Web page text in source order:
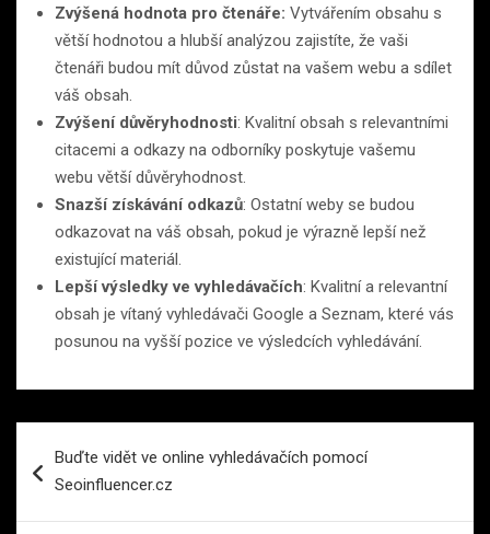
Zvýšená hodnota pro čtenáře: Vytvářením obsahu s
větší hodnotou a hlubší analýzou zajistíte, že vaši
čtenáři budou mít důvod zůstat na vašem webu a sdílet
váš obsah.
Zvýšení důvěryhodnosti: Kvalitní obsah s relevantními
citacemi a odkazy na odborníky poskytuje vašemu
webu větší důvěryhodnost.
Snazší získávání odkazů: Ostatní weby se budou
odkazovat na váš obsah, pokud je výrazně lepší než
existující materiál.
Lepší výsledky ve vyhledávačích: Kvalitní a relevantní
obsah je vítaný vyhledávači Google a Seznam, které vás
posunou na vyšší pozice ve výsledcích vyhledávání.
proBuďte vidět ve online vyhledávačích pomocí
Seoinfluencer.cz